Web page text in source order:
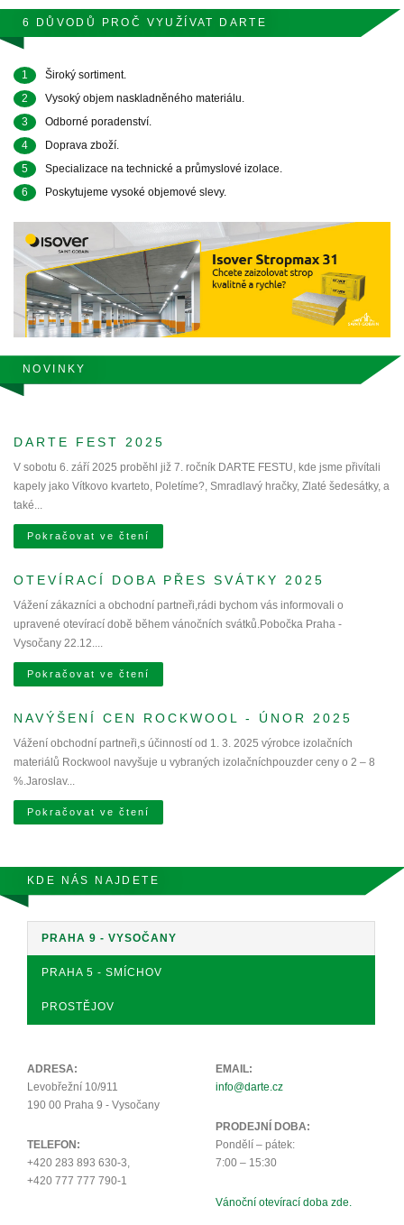
6 DŮVODŮ PROČ VYUŽÍVAT DARTE
1
Široký sortiment.
2
Vysoký objem naskladněného materiálu.
3
Odborné poradenství.
4
Doprava zboží.
5
Specializace na technické a průmyslové izolace.
6
Poskytujeme vysoké objemové slevy.
NOVINKY
DARTE FEST 2025
V sobotu 6. září 2025 proběhl již 7. ročník DARTE FESTU, kde jsme přivítali
kapely jako Vítkovo kvarteto, Poletíme?, Smradlavý hračky, Zlaté šedesátky, a
také...
Pokračovat ve čtení
OTEVÍRACÍ DOBA PŘES SVÁTKY 2025
Vážení zákazníci a obchodní partneři,rádi bychom vás informovali o
upravené otevírací době během vánočních svátků.Pobočka Praha -
Vysočany 22.12....
Pokračovat ve čtení
NAVÝŠENÍ CEN ROCKWOOL - ÚNOR 2025
Vážení obchodní partneři,s účinností od 1. 3. 2025 výrobce izolačních
materiálů Rockwool navyšuje u vybraných izolačníchpouzder ceny o 2 – 8
%.Jaroslav...
Pokračovat ve čtení
KDE NÁS NAJDETE
PRAHA 9 - VYSOČANY
PRAHA 5 - SMÍCHOV
PROSTĚJOV
ADRESA:
Levobřežní 10/911
190 00 Praha 9 - Vysočany
TELEFON:
+420 283 893 630-3,
+420 777 777 790-1
EMAIL:
info@darte.cz
PRODEJNÍ DOBA:
Pondělí – pátek:
7:00 – 15:30
Vánoční otevírací doba zde.